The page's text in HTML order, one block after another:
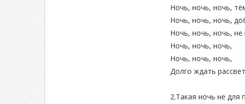
Ночь, ночь, ночь,
Ночь, ночь, ночь,
Ночь, ночь, ночь, не
Ночь, ночь, ночь,
Ночь, ночь, ночь,
Долго ждать
2.Такая ночь не для